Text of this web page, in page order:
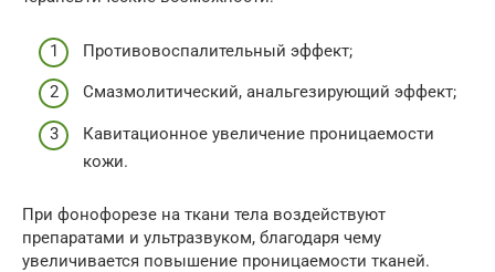
Противовоспалительный эффект;
Смазмолитический, анальгезирующий эффект;
Кавитационное увеличение проницаемости
кожи.
При фонофорезе на ткани тела воздействуют
препаратами и ультразвуком, благодаря чему
увеличивается повышение проницаемости тканей.